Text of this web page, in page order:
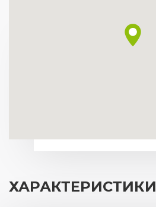
ХАРАКТЕРИСТИКИ